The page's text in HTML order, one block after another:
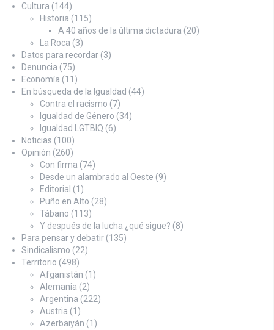
Cultura (144)
Historia (115)
A 40 años de la última dictadura (20)
La Roca (3)
Datos para recordar (3)
Denuncia (75)
Economía (11)
En búsqueda de la Igualdad (44)
Contra el racismo (7)
Igualdad de Género (34)
Igualdad LGTBIQ (6)
Noticias (100)
Opinión (260)
Con firma (74)
Desde un alambrado al Oeste (9)
Editorial (1)
Puño en Alto (28)
Tábano (113)
Y después de la lucha ¿qué sigue? (8)
Para pensar y debatir (135)
Sindicalismo (22)
Territorio (498)
Afganistán (1)
Alemania (2)
Argentina (222)
Austria (1)
Azerbaiyán (1)